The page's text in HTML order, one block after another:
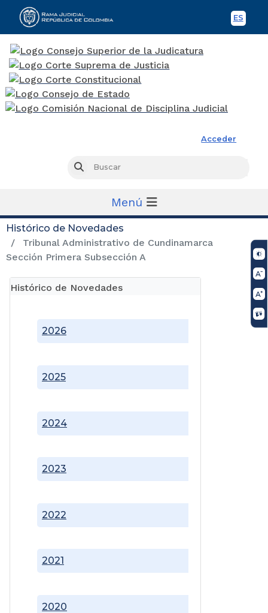
ES
Acceder
Buscar
Menú
Histórico de Novedades
Tribunal Administrativo de Cundinamarca
Sección Primera Subsección A
Histórico de Novedades
2020
2021
2022
2023
2024
2025
2026